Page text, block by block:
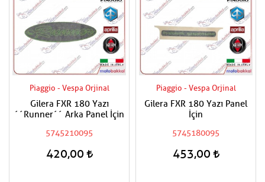
Piaggio - Vespa Orjinal
Gilera FXR 180 Yazı
´´Runner´´ Arka Panel İçin
5745210095
420,00
Piaggio - Vespa Orjinal
Gilera FXR 180 Yazı Panel
İçin
5745180095
453,00